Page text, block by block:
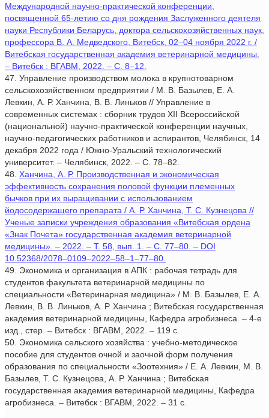
Международной научно-практической конференции,
посвященной 65-летию со дня рождения Заслуженного деятеля
науки Республики Беларусь, доктора сельскохозяйственных наук,
профессора В. А. Медведского, Витебск, 02–04 ноября 2022 г. /
Витебская государственная академия ветеринарной медицины.
– Витебск : ВГАВМ, 2022. – С. 8–12.
47. Управление производством молока в крупнотоварном
сельскохозяйственном предприятии / М. В. Базылев, Е. А.
Левкин, А. Р. Ханчина, В. В. Линьков // Управление в
современных системах : сборник трудов XII Всероссийской
(национальной) научно-практической конференции научных,
научно-педагогических работников и аспирантов, Челябинск, 14
декабря 2022 года / Южно-Уральский технологический
университет. – Челябинск, 2022. – С. 78–82.
48. Ханчина, А. Р. Производственная и экономическая
эффективность сохранения половой функции племенных
бычков при их выращивании с использованием
йодосодержащего препарата / А. Р. Ханчина, Т. С. Кузнецова //
Ученые записки учреждения образования «Витебская ордена
«Знак Почета» государственная академия ветеринарной
медицины». – 2022. – Т. 58, вып. 1. – С. 77–80. – DOI
10.52368/2078–0109–2022–58–1–77–80.
49. Экономика и организация в АПК : рабочая тетрадь для
студентов факультета ветеринарной медицины по
специальности «Ветеринарная медицина» / М. В. Базылев, Е. А.
Левкин, В. В. Линьков, А. Р. Ханчина ; Витебская государственная
академия ветеринарной медицины, Кафедра агробизнеса. – 4-е
изд., стер. – Витебск : ВГАВМ, 2022. – 119 с.
50. Экономика сельского хозяйства : учебно-методическое
пособие для студентов очной и заочной форм получения
образования по специальности «Зоотехния» / Е. А. Левкин, М. В.
Базылев, Т. С. Кузнецова, А. Р. Ханчина ; Витебская
государственная академия ветеринарной медицины, Кафедра
агробизнеса. – Витебск : ВГАВМ, 2022. – 31 с.